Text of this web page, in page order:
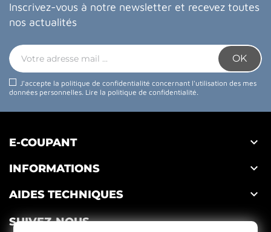
Inscrivez-vous à notre newsletter et recevez toutes
nos actualités
J'accepte la politique de confidentialité concernant l'utilisation des mes
données personnelles. Lire la politique de confidentialité.
E-COUPANT 
INFORMATIONS 
AIDES TECHNIQUES 
SUIVEZ-NOUS